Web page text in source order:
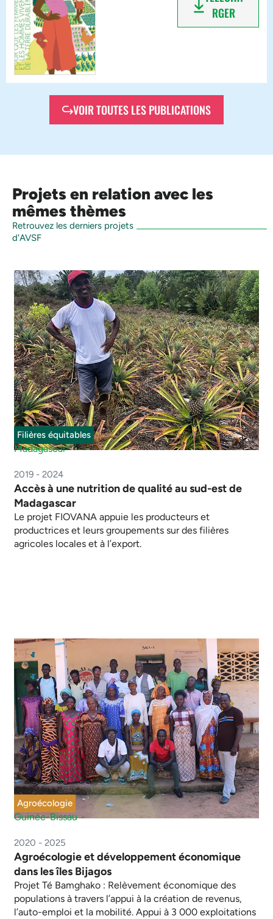
RGER
VOIR TOUTES LES PUBLICATIONS
Projets en relation avec les
mêmes thèmes
Retrouvez les derniers projets
d'AVSF
Filières équitables
Madagascar
2019 - 2024
Accès à une nutrition de qualité au sud-est de
Madagascar
Le projet FIOVANA appuie les producteurs et
productrices et leurs groupements sur des filières
agricoles locales et à l’export.
Agroécologie
Guinée-Bissau
2020 - 2025
Agroécologie et développement économique
dans les îles Bijagos
Projet Té Bamghako : Relèvement économique des
populations à travers l’appui à la création de revenus,
l’auto-emploi et la mobilité. Appui à 3 000 exploitations